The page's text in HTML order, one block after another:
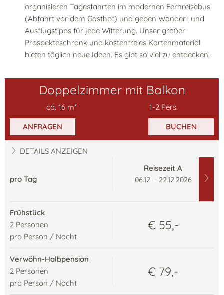
organisieren Tagesfahrten im modernen Fernreisebus
(Abfahrt vor dem Gasthof) und geben Wander- und
Ausflugstipps für jede Witterung. Unser großer
Prospekteschrank und kostenfreies Kartenmaterial
bieten täglich neue Ideen. Es gibt so viel zu entdecken!
Doppelzimmer mit Balkon
ca. 16 m² 1-2 Pers.
ANFRAGEN BUCHEN
DETAILS ANZEIGEN
pro Tag
Reisezeit A
06.12. - 22.12.2026
Frühstück
2 Personen
pro Person / Nacht
€ 55,-
Verwöhn-Halbpension
2 Personen
pro Person / Nacht
€ 79,-